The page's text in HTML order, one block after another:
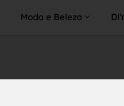
Moda e Beleza DIY